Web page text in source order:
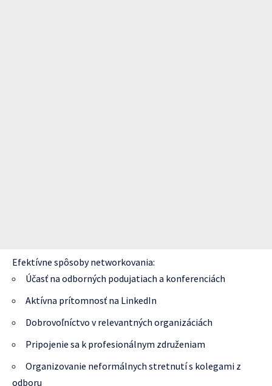
Efektívne spôsoby networkovania:
Účasť na odborných podujatiach a konferenciách
Aktívna prítomnosť na LinkedIn
Dobrovoľníctvo v relevantných organizáciách
Pripojenie sa k profesionálnym združeniam
Organizovanie neformálnych stretnutí s kolegami z
odboru